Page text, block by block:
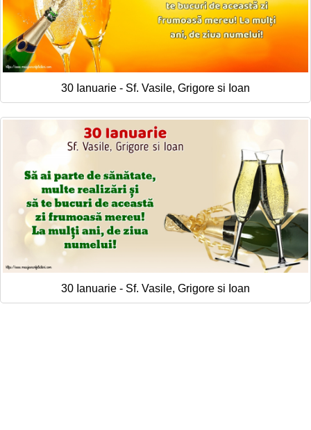
30 Ianuarie - Sf. Vasile, Grigore si Ioan
30 Ianuarie - Sf. Vasile, Grigore si Ioan